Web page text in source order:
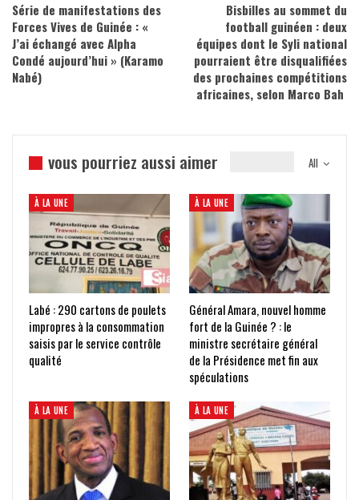
Série de manifestations des
Forces Vives de Guinée : «
J’ai échangé avec Alpha
Condé aujourd’hui » (Karamo
Nabé)
Bisbilles au sommet du
football guinéen : deux
équipes dont le Syli national
pourraient être disqualifiées
des prochaines compétitions
africaines, selon Marco Bah
All
vous pourriez aussi aimer
À LA UNE
Labé : 290 cartons de poulets
impropres à la consommation
saisis par le service contrôle
qualité
À LA UNE
Général Amara, nouvel homme
fort de la Guinée ? : le
ministre secrétaire général
de la Présidence met fin aux
spéculations
À LA UNE À LA UNE